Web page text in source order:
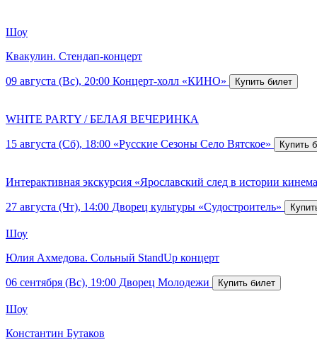
Шоу
Квакулин. Стендап-концерт
09 августа (Вс), 20:00 Концерт-холл «КИНО»
WHITE PARTY / БЕЛАЯ ВЕЧЕРИНКА
15 августа (Сб), 18:00 «Русские Сезоны Село Вятское»
Интерактивная экскурсия «Ярославский след в истории
27 августа (Чт), 14:00 Дворец культуры «Судостроитель»
Шоу
Юлия Ахмедова. Сольный StandUp концерт
06 сентября (Вс), 19:00 Дворец Молодежи
Шоу
Константин Бутаков